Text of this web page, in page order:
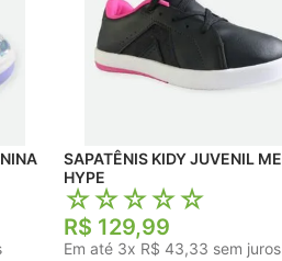
SAPATÊNIS KIDY JUVENIL
HYPE
☆☆☆☆☆
R$ 129,99
Em até 3x R$ 43,33 sem juros